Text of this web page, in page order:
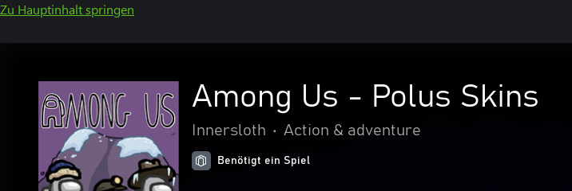
Zu Hauptinhalt springen
Among Us - Polus Skins
Innersloth • Action & adventure
Benötigt ein Spiel